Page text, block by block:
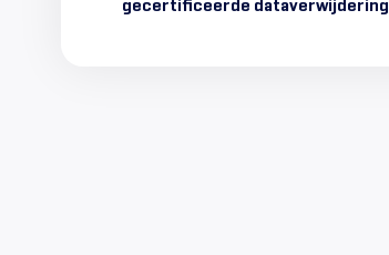
gecertificeerde dataverwijdering